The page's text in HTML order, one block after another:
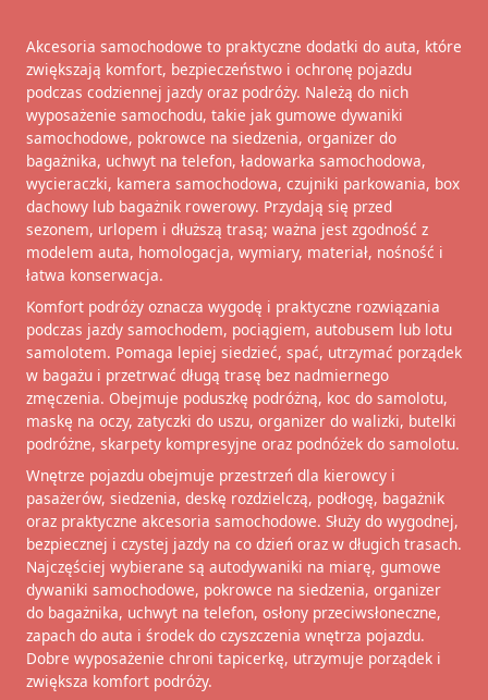
Akcesoria samochodowe to praktyczne dodatki do auta, które
zwiększają komfort, bezpieczeństwo i ochronę pojazdu
podczas codziennej jazdy oraz podróży. Należą do nich
wyposażenie samochodu, takie jak gumowe dywaniki
samochodowe, pokrowce na siedzenia, organizer do
bagażnika, uchwyt na telefon, ładowarka samochodowa,
wycieraczki, kamera samochodowa, czujniki parkowania, box
dachowy lub bagażnik rowerowy. Przydają się przed
sezonem, urlopem i dłuższą trasą; ważna jest zgodność z
modelem auta, homologacja, wymiary, materiał, nośność i
łatwa konserwacja.
Komfort podróży oznacza wygodę i praktyczne rozwiązania
podczas jazdy samochodem, pociągiem, autobusem lub lotu
samolotem. Pomaga lepiej siedzieć, spać, utrzymać porządek
w bagażu i przetrwać długą trasę bez nadmiernego
zmęczenia. Obejmuje poduszkę podróżną, koc do samolotu,
maskę na oczy, zatyczki do uszu, organizer do walizki, butelki
podróżne, skarpety kompresyjne oraz podnóżek do samolotu.
Wnętrze pojazdu obejmuje przestrzeń dla kierowcy i
pasażerów, siedzenia, deskę rozdzielczą, podłogę, bagażnik
oraz praktyczne akcesoria samochodowe. Służy do wygodnej,
bezpiecznej i czystej jazdy na co dzień oraz w długich trasach.
Najczęściej wybierane są autodywaniki na miarę, gumowe
dywaniki samochodowe, pokrowce na siedzenia, organizer
do bagażnika, uchwyt na telefon, osłony przeciwsłoneczne,
zapach do auta i środek do czyszczenia wnętrza pojazdu.
Dobre wyposażenie chroni tapicerkę, utrzymuje porządek i
zwiększa komfort podróży.